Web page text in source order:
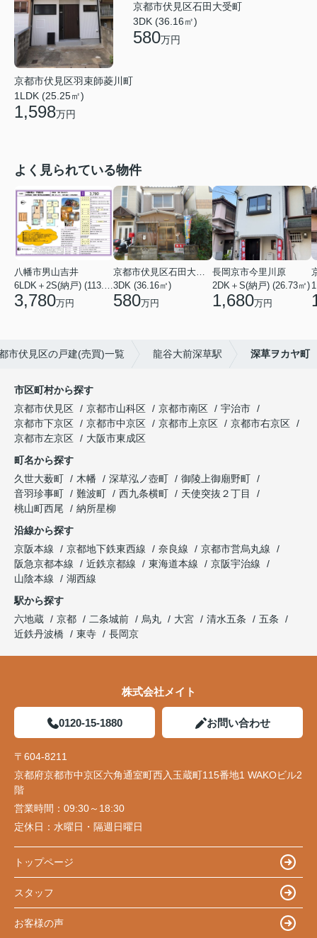
京都市伏見区羽束師菱川町
1LDK (25.25㎡)
1,598万円
京都市伏見区石田大受町
3DK (36.16㎡)
580万円
よく見られている物件
八幡市男山吉井
6LDK＋2S(納戸) (113.20㎡)
3,780万円
京都市伏見区石田大受町
3DK (36.16㎡)
580万円
長岡京市今里川原
2DK＋S(納戸) (26.73㎡)
1,680万円
市伏見区の戸建(売買)一覧 龍谷大前深草駅 深草ヲカヤ町
市区町村から探す
京都市伏見区
京都市山科区 京都市南区
宇治市
京都市下京区
京都市中京区 京都市上京区
京都市右京区
京都市左京区
大阪市東成区
町名から探す
久世大薮町
木幡 深草泓ノ壺町
御陵上御廟野町
音羽珍事町
難波町 西九条横町
天使突抜２丁目
桃山町西尾
納所星柳
沿線から探す
京阪本線
京都地下鉄東西線 奈良線
京都市営烏丸線
阪急京都本線
近鉄京都線 東海道本線
京阪宇治線
山陰本線
湖西線
駅から探す
六地蔵
京都 二条城前 烏丸 大宮 清水五条
五条
近鉄丹波橋
東寺 長岡京
株式会社メイト
0120-15-1880 お問い合わせ
〒604-8211
京都府京都市中京区六角通室町西入玉蔵町115番地1 WAKOビル2
階
営業時間： 09:30～18:30
定休日： 水曜日・隔週日曜日
トップページ
スタッフ
お客様の声